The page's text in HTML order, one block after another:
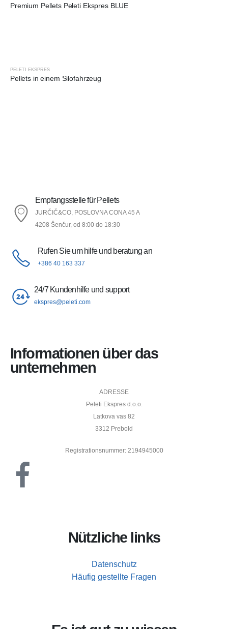
Premium Pellets Peleti Ekspres BLUE
PELETI EKSPRES
Pellets in einem Silofahrzeug
Empfangsstelle für Pellets
JURČIČ&CO, POSLOVNA CONA 45 A
4208 Šenčur, od 8:00 do 18:30
Rufen Sie um hilfe und beratung an
+386 40 163 337
24/7 Kundenhilfe und support
ekspres@peleti.com
Informationen über das
unternehmen
ADRESSE
Peleti Ekspres d.o.o.
Latkova vas 82
3312 Prebold
Registrationsnummer: 2194945000
Nützliche links
Datenschutz
Häufig gestellte Fragen